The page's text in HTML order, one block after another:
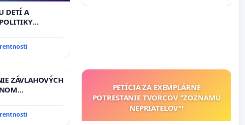
DETÍ A
ZÁVLAHOVÝCH
& žiadosť na
stavu
PETÍCIA ZA EXEMPLÁRNE
POTRESTANIE TVORCOV "ZOZNAMU
NEPRIATEĽOV"!